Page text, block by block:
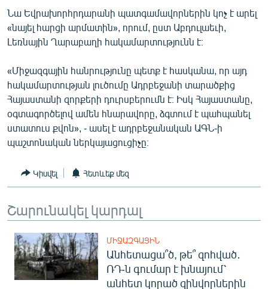
ԲԱՆԱՎԵՃ
ՁԳՏԵԼՈՎ ԼԱՎԱԳՈՒՅՆԻՆ
Հայերեն
English
Русский
ՀԵՏԵՎԵՔ ՄԵԶ
«Ազատության» բոլոր կայքերը
Նա Եվրախորհրդարանի պատգամավորներին կոչ է արել
«նայել հարցի արմատին», որում, ըստ Աբդուլաեւի,
Լեռնային Ղարաբաղի հակամարտությունն է։
«Միջազգային հանրությունը պետք է հասկանա, որ այդ
հակամարտության լուծումը Ադրբեջանի տարածքից
Հայաստանի զորքերի դուրսբերումն է։ Իսկ Հայաստանը,
օգտագործելով ամեն հնարավորը, ձգտում է պահպանել
ստատուս քվոն», - ասել է ադրբեջանական ԱԳՆ-ի
պաշտոնական ներկայացուցիչը։
Կիսվել Հետևեք մեզ
Շարունակել կարդալ
ՄԻՋԱԶԳԱՅԻՆ
Անհետացա՞ծ, թե՞ զոհված․
ՌԴ-ն գումար է խնայում՝
անհետ կորած զինվորներին